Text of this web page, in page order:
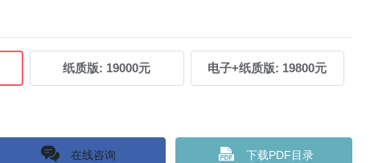
纸质版: 19000元 电子+纸质版: 19800元
在线咨询 下载PDF目录